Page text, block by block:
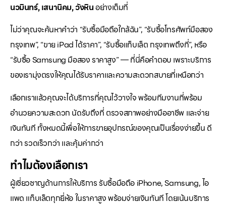
นวมินทร์, เสนานิคม, วังหินอย่างเต็มที่
ไม่ว่าคุณจะค้นหาคำว่า “รับซื้อมือถือใกล้ฉัน”, “รับซื้อโทรศัพท์มือสอง
กรุงเทพ”, “ขาย iPad ได้ราคา”, “รับซื้อแท็บเล็ต กรุงเทพถึงที่”, หรือ
“รับซื้อ Samsung มือสอง ราคาสูง” — ที่นี่คือคำตอบ เพราะบริการ
ของเรามุ่งตรงให้คุณได้รับราคาและความสะดวกสบายที่เหนือกว่า
เลือกเราแล้วคุณจะได้บริการที่คุณไว้วางใจ พร้อมทีมงานที่พร้อม
อำนวยความสะดวก นัดรับถึงที่ ตรวจสภาพอย่างมืออาชีพ และจ่าย
เงินทันที ทั้งหมดนี้เพื่อให้การขายอุปกรณ์ของคุณเป็นเรื่องง่ายขึ้น ดี
กว่า รวดเร็วกว่า และคุ้มค่ากว่า
ทำไมต้องเลือกเรา
ผู้เชี่ยวชาญด้านการให้บริการ รับซื้อมือถือ iPhone, Samsung, ไอ
แพด แท็บเล็ตทุกยี่ห้อ ในราคาสูง พร้อมจ่ายเงินทันที โดยเน้นบริการ